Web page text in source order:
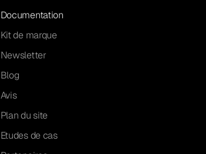
Documentation
Kit de marque
Newsletter
Blog
Avis
Plan du site
Etudes de cas